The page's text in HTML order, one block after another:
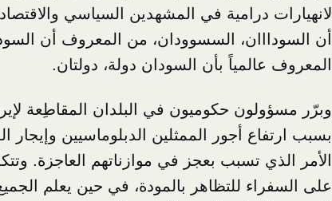
لانهيارات درامية في المشهدين السياسي
أن السودااان، السسوودان، من المعروف أن
المعروف عالمياً بأن السودان دولة، دولتان.
وبرّر مسؤولون حكوميون في البلدان المقاطِعة
بسبب ارتفاع أجور الممثلين الدبلوماسيين
الأمر الذي تسبب بعجز في موازناتهم العاجزة.
على السفراء للتظاهر بالمودة، في حين يعلم